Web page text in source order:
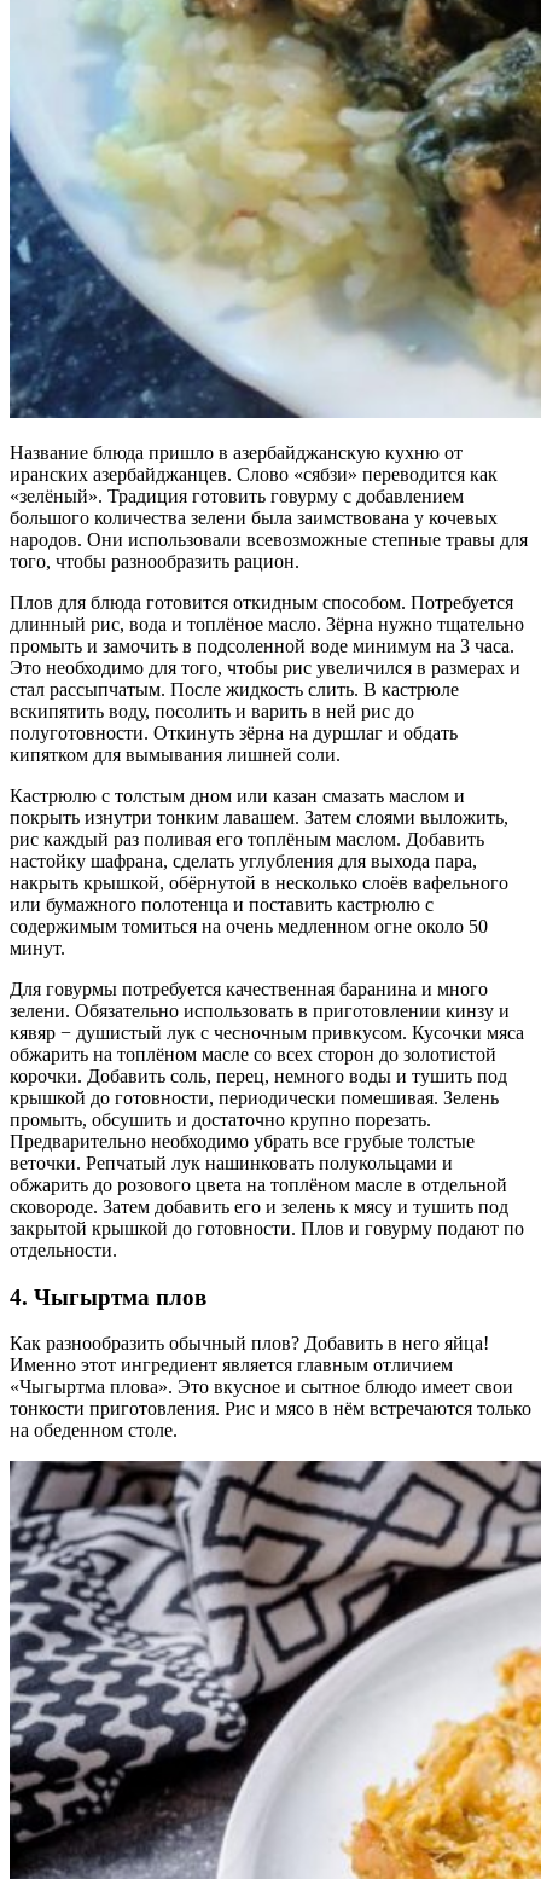
Название блюда пришло в азербайджанскую кухню от
иранских азербайджанцев. Слово «сябзи» переводится как
«зелёный». Традиция готовить говурму с добавлением
большого количества зелени была заимствована у кочевых
народов. Они использовали всевозможные степные травы для
того, чтобы разнообразить рацион.
Плов для блюда готовится откидным способом. Потребуется
длинный рис, вода и топлёное масло. Зёрна нужно тщательно
промыть и замочить в подсоленной воде минимум на 3 часа.
Это необходимо для того, чтобы рис увеличился в размерах и
стал рассыпчатым. После жидкость слить. В кастрюле
вскипятить воду, посолить и варить в ней рис до
полуготовности. Откинуть зёрна на дуршлаг и обдать
кипятком для вымывания лишней соли.
Кастрюлю с толстым дном или казан смазать маслом и
покрыть изнутри тонким лавашем. Затем слоями выложить,
рис каждый раз поливая его топлёным маслом. Добавить
настойку шафрана, сделать углубления для выхода пара,
накрыть крышкой, обёрнутой в несколько слоёв вафельного
или бумажного полотенца и поставить кастрюлю с
содержимым томиться на очень медленном огне около 50
минут.
Для говурмы потребуется качественная баранина и много
зелени. Обязательно использовать в приготовлении кинзу и
кявяр − душистый лук с чесночным привкусом. Кусочки мяса
обжарить на топлёном масле со всех сторон до золотистой
корочки. Добавить соль, перец, немного воды и тушить под
крышкой до готовности, периодически помешивая. Зелень
промыть, обсушить и достаточно крупно порезать.
Предварительно необходимо убрать все грубые толстые
веточки. Репчатый лук нашинковать полукольцами и
обжарить до розового цвета на топлёном масле в отдельной
сковороде. Затем добавить его и зелень к мясу и тушить под
закрытой крышкой до готовности. Плов и говурму подают по
отдельности.
4. Чыгыртма плов
Как разнообразить обычный плов? Добавить в него яйца!
Именно этот ингредиент является главным отличием
«Чыгыртма плова». Это вкусное и сытное блюдо имеет свои
тонкости приготовления. Рис и мясо в нём встречаются только
на обеденном столе.